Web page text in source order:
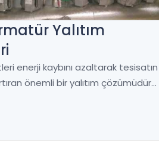
Yalıtım
enerji kaybını azaltarak tesisatın
önemli bir yalıtım çözümüdür...